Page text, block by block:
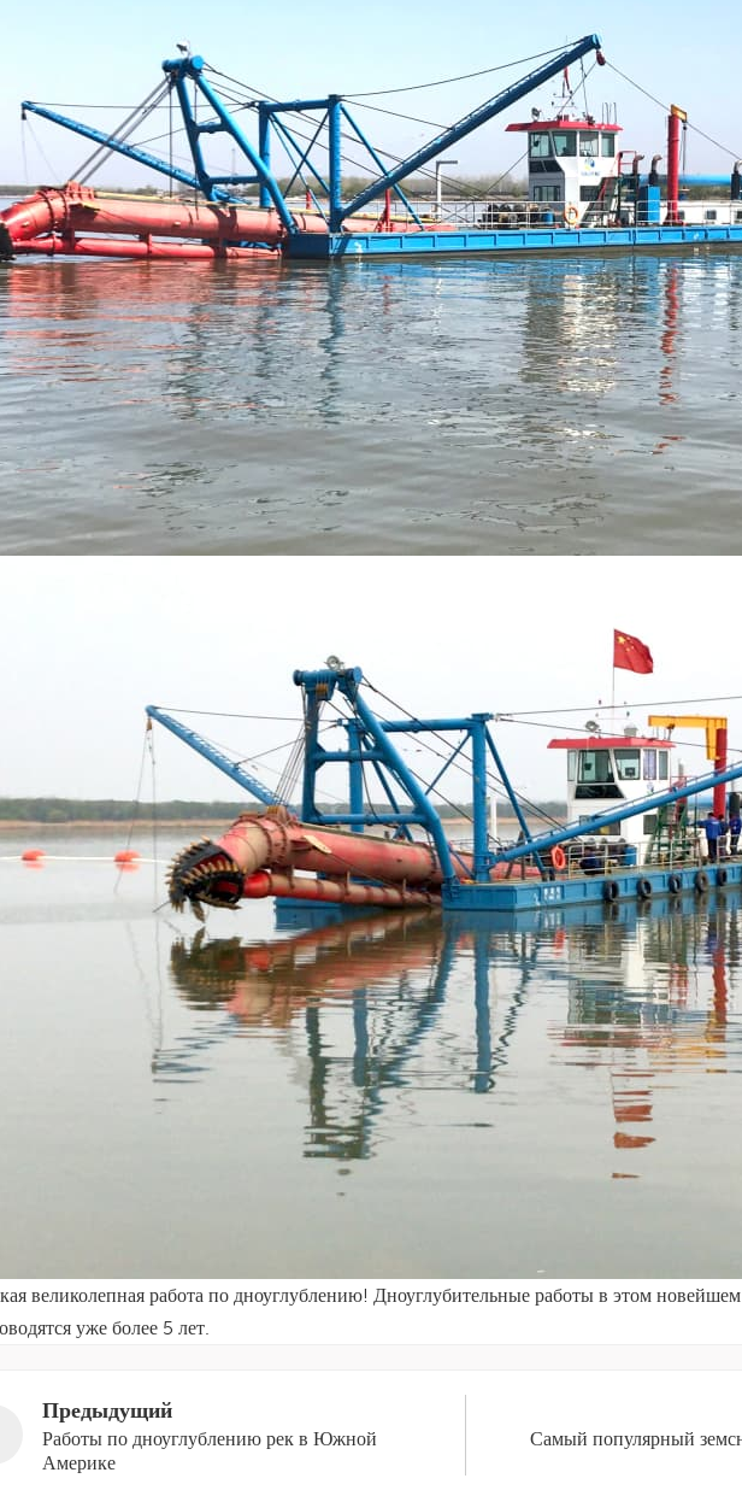
великолепная работа по дноуглублению! Дноуглубительные работы в этом
уже более 5 лет.
Предыдущий
Работы по дноуглублению рек в Южной
Америке
Самый популярный